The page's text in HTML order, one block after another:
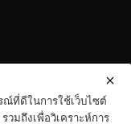
ณ์ที่ดีในการใช้เว็บไซต์
มถึงเพื่อวิเคราะห์การ